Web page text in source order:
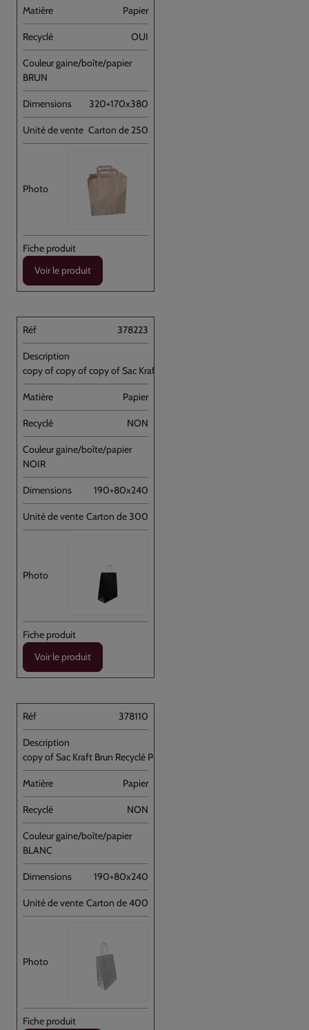
Papier
OUI
BRUN
320+170x380
Carton de 250
Voir le produit
378223
copy of copy of copy of Sac Kraft Brun [...]
Papier
NON
NOIR
190+80x240
Carton de 300
Voir le produit
378110
copy of Sac Kraft Brun Recyclé Poignée [...]
Papier
NON
BLANC
190+80x240
Carton de 400